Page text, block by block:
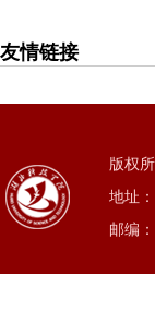
友情链接
版权
地址
邮编